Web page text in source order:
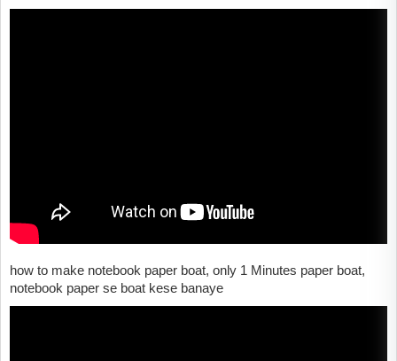
how to make notebook paper boat, only 1 Minutes paper boat,
notebook paper se boat kese banaye